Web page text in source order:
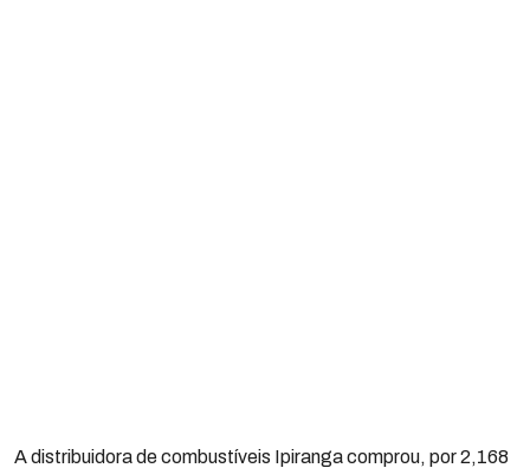
A distribuidora de combustíveis Ipiranga comprou, por 2,168